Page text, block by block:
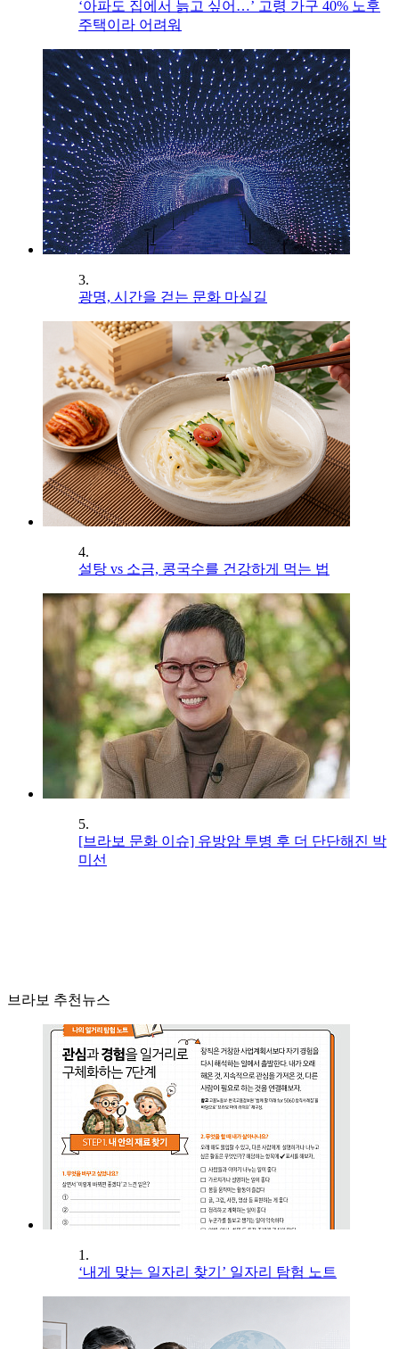
‘아파도 집에서 늙고 싶어…’ 고령 가구 40% 노후
주택이라 어려워
3.
광명, 시간을 걷는 문화 마실길
4.
설탕 vs 소금, 콩국수를 건강하게 먹는 법
5.
[브라보 문화 이슈] 유방암 투병 후 더 단단해진 박
미선
브라보 추천뉴스
1.
‘내게 맞는 일자리 찾기’ 일자리 탐험 노트